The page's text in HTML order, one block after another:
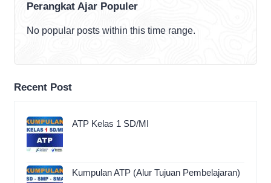
Perangkat Ajar Populer
No popular posts within this time range.
Recent Post
ATP Kelas 1 SD/MI
Kumpulan ATP (Alur Tujuan Pembelajaran)